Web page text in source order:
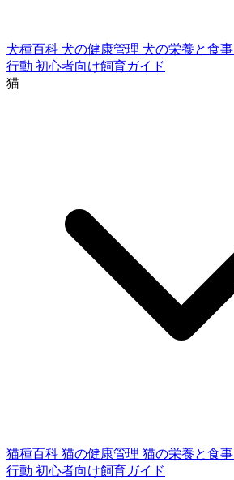
犬種百科 犬の健康管理 犬の栄養と食事
行動 初心者向け飼育ガイド
猫
猫種百科 猫の健康管理 猫の栄養と食事
行動 初心者向け飼育ガイド